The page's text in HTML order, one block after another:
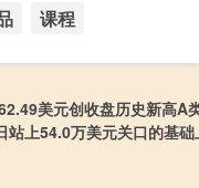
课程
美元创收盘历史新高A
上54.0万美元关口的基础